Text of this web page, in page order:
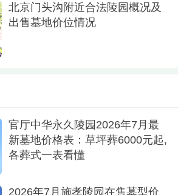
北京门头沟附近合法陵园概况及
出售墓地价位情况
官厅中华永久陵园2026年7月最
新墓地价格表：草坪葬6000元起,
各葬式一表看懂
2026年7月施孝陵园在售墓型价